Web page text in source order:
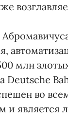
млн
Deutsche
во
и является